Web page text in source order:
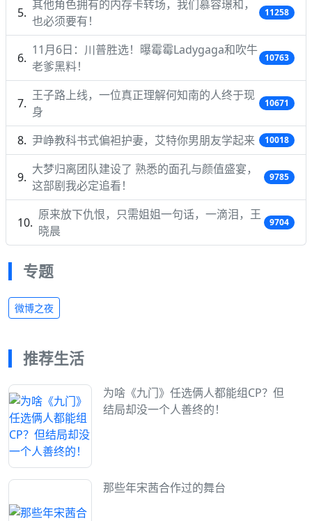
其他角色拥有的内存卡转场，我们慕容璟和，
也必须要有！
11258
11月6日：川普胜选！曝霉霉Ladygaga和吹牛
老爹黑料！
10763
王子路上线，一位真正理解何知南的人终于现
身
10671
尹峥教科书式偏袒护妻，艾特你男朋友学起来 10018
大梦归离团队建设了 熟悉的面孔与颜值盛宴，
这部剧我必定追看！
9785
原来放下仇恨，只需姐姐一句话，一滴泪，王
晓晨
9704
专题
微博之夜
推荐生活
为啥《九门》任选俩人都能组CP？但
结局却没一个人善终的！
那些年宋茜合作过的舞台